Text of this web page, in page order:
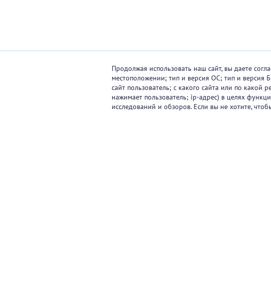
Продолжая использовать наш сайт, вы даете
местоположении; тип и версия ОС; тип и версия
сайт пользователь; с какого сайта или по
нажимает пользователь; ip-адрес) в целях
исследований и обзоров. Если вы не хотите,